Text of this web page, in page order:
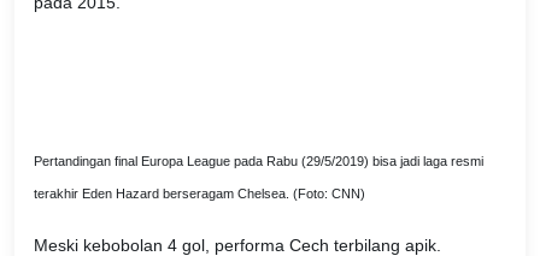
Pertandingan final Europa League pada Rabu (29/5/2019) bisa jadi laga resmi
terakhir Eden Hazard berseragam Chelsea. (Foto: CNN)
Meski kebobolan 4 gol, performa Cech terbilang apik.